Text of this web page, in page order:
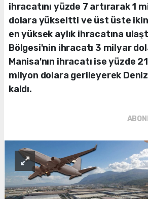
ihracatını yüzde 7 artırarak 1
dolara yükseltti ve üst üste
en yüksek aylık ihracatına
Bölgesi'nin ihracatı 3 milyar
Manisa'nın ihracatı ise yüzde
milyon dolara gerileyerek
kaldı.